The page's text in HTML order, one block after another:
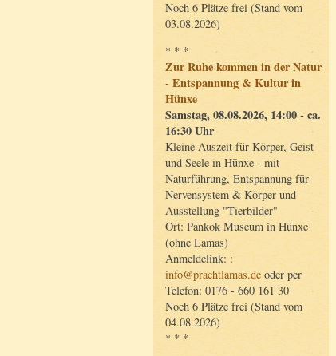
Noch 6 Plätze frei (Stand vom
03.08.2026)
* * *
Zur Ruhe kommen in der Natur
- Entspannung & Kultur in
Hünxe
Samstag, 08.08.2026, 14:00 - ca.
16:30 Uhr
Kleine Auszeit für Körper, Geist
und Seele in Hünxe - mit
Naturführung, Entspannung für
Nervensystem & Körper und
Ausstellung "Tierbilder"
Ort: Pankok Museum in Hünxe
(ohne Lamas)
Anmeldelink: :
info@prachtlamas.de oder per
Telefon: 0176 - 660 161 30
Noch 6 Plätze frei (Stand vom
04.08.2026)
* * *